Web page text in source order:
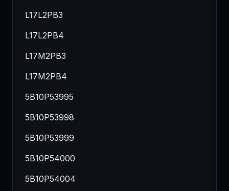
L17L2PB3
L17L2PB4
L17M2PB3
L17M2PB4
5B10P53995
5B10P53998
5B10P53999
5B10P54000
5B10P54004